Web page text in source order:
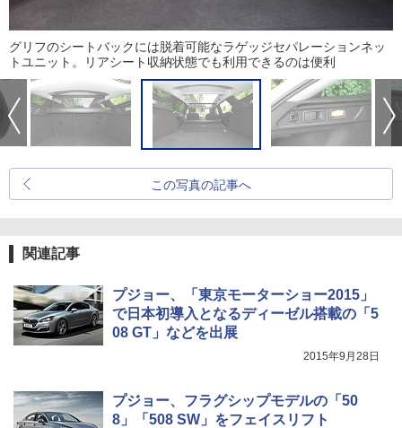
グリフのシートバックには脱着可能なラゲッジセパレーションネッ
トユニット。リアシート収納状態でも利用できるのは便利
この写真の記事へ
関連記事
プジョー、「東京モーターショー2015」
で日本初導入となるディーゼル搭載の「5
08 GT」などを出展
2015年9月28日
プジョー、フラグシップモデルの「50
8」「508 SW」をフェイスリフト